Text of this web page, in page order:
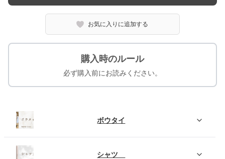
お気に入りに追加する
購入時のルール
必ず購入前にお読みください。
ボウタイ
シャツ